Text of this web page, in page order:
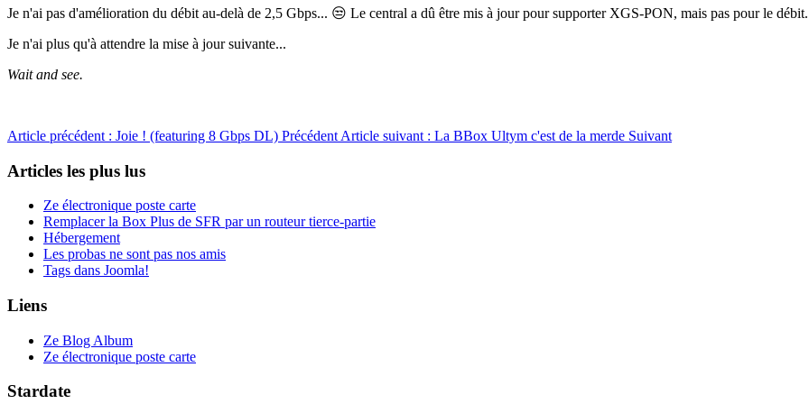
Je n'ai pas d'amélioration du débit au-delà de 2,5 Gbps... 😒 Le central a dû être mis à jour pour supporter XGS-PON, mais pas pour le
Je n'ai plus qu'à attendre la mise à jour suivante...
Wait and see.
Article précédent : Joie ! (featuring 8 Gbps DL) Précédent Article suivant : La BBox Ultym c'est de la merde Suivant
Articles les plus lus
Ze électronique poste carte
Remplacer la Box Plus de SFR par un routeur tierce-partie
Hébergement
Les probas ne sont pas nos amis
Tags dans Joomla!
Liens
Ze Blog Album
Ze électronique poste carte
Stardate